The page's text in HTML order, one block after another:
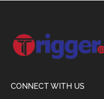
Footer
CONNECT WITH US